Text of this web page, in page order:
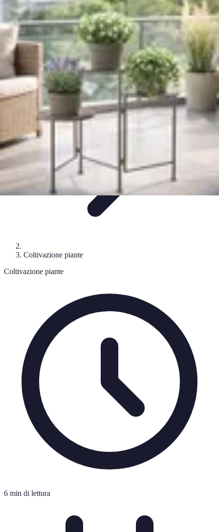
Coltiva il Tuo Giardino
Coltivazione SostenibilePiante AromaticheTecniche di
ColtivazioneColtivazioneGiardinaggio Sostenibile
Coltiva il Tuo Giardino
Coltivazione piante
Coltivazione piante
6 min di lettura